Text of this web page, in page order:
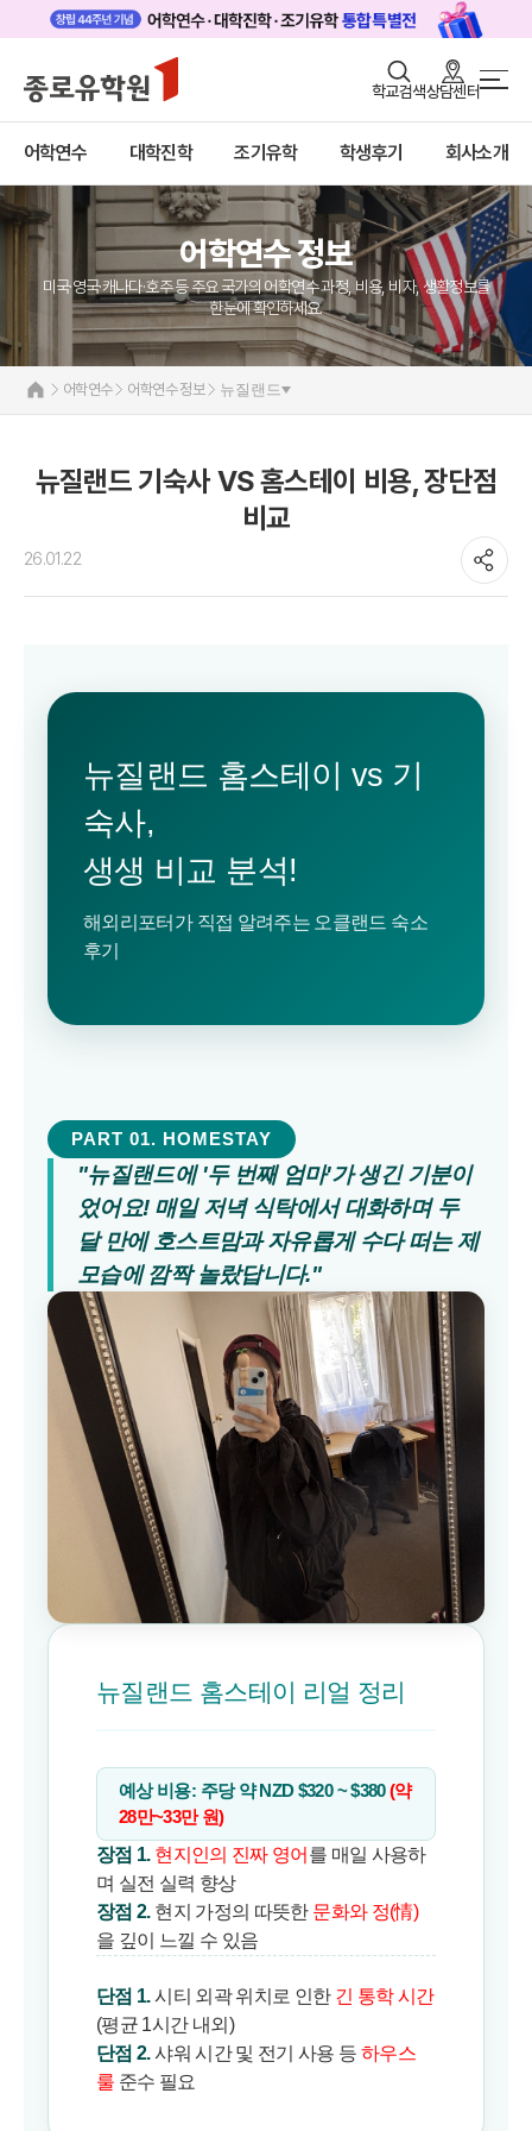
학교검색상담센터
어학연수 대학진학 조기유학 학생후기 회사소개
로그인 회원가입
어학연수
대학진학
조기/캠프
프로그램
학생후기
고객서비스
유학가이드
미국
캐나다
영국
호주
뉴질랜드
아일랜드
몰타
필리핀
일본
어학연수 정보
어학연수 정보
미국·영국·캐나다·호주 등 주요 국가의 어학연수 과정, 비용, 비자, 생활정보를
한눈에 확인하세요.
어학연수 어학연수 정보 뉴질랜드
뉴질랜드 기숙사 VS 홈스테이 비용, 장단점
비교
26.01.22
뉴질랜드 홈스테이 vs 기
숙사,
생생 비교 분석!
해외리포터가 직접 알려주는 오클랜드 숙소
후기
PART 01. HOMESTAY
"뉴질랜드에 '두 번째 엄마'가 생긴 기분이
었어요! 매일 저녁 식탁에서 대화하며 두
달 만에 호스트맘과 자유롭게 수다 떠는 제
모습에 깜짝 놀랐답니다."
뉴질랜드 홈스테이 리얼 정리
예상 비용: 주당 약 NZD $320 ~ $380(약
28만~33만 원)
장점 1. 현지인의 진짜 영어 를 매일 사용하
며 실전 실력 향상
장점 2.현지 가정의 따뜻한 문화와 정(情)
을 깊이 느낄 수 있음
단점 1.시티 외곽 위치로 인한 긴 통학 시간
(평균 1시간 내외)
단점 2.샤워 시간 및 전기 사용 등 하우스
룰 준수 필요